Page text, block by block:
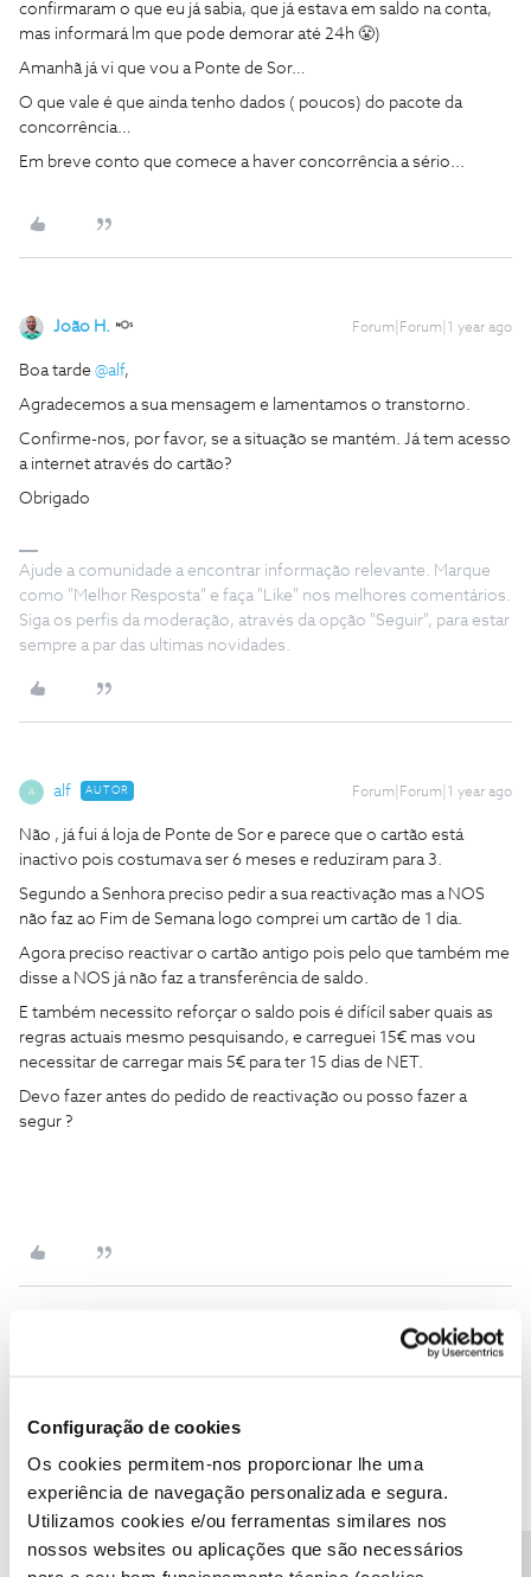
Configuração de cookies
Os cookies permitem-nos proporcionar lhe uma
experiência de navegação personalizada e segura.
Utilizamos cookies e/ou ferramentas similares nos
nossos websites ou aplicações que são necessários
confirmaram o que eu já sabia, que já estava em saldo na conta,
mas informará lm que pode demorar até 24h 😤)
Amanhã já vi que vou a Ponte de Sor…
O que vale é que ainda tenho dados ( poucos) do pacote da
concorrência…
Em breve conto que comece a haver concorrência a sério...
João H. Forum|Forum|1 year ago
Boa tarde @alf,
Agradecemos a sua mensagem e lamentamos o transtorno.
Confirme-nos, por favor, se a situação se mantém. Já tem acesso
a internet através do cartão?
Obrigado
Ajude a comunidade a encontrar informação relevante. Marque
como "Melhor Resposta" e faça "Like" nos melhores comentários.
Siga os perfis da moderação, através da opção "Seguir", para estar
sempre a par das ultimas novidades.
A alf AUTOR Forum|Forum|1 year ago
Não , já fui á loja de Ponte de Sor e parece que o cartão está
inactivo pois costumava ser 6 meses e reduziram para 3.
Segundo a Senhora preciso pedir a sua reactivação mas a NOS
não faz ao Fim de Semana logo comprei um cartão de 1 dia.
Agora preciso reactivar o cartão antigo pois pelo que também me
disse a NOS já não faz a transferência de saldo.
E também necessito reforçar o saldo pois é difícil saber quais as
regras actuais mesmo pesquisando, e carreguei 15€ mas vou
necessitar de carregar mais 5€ para ter 15 dias de NET.
Devo fazer antes do pedido de reactivação ou posso fazer a
segur ?
Forum|Forum|1 year ago
Agradecemos o seu testemunho.
Para testar a ligação à rede através de outro equipamento, é
necessário que teste o cartão em outro equipamento.
Partilhe connosco se conseguiu efetuar este despiste.